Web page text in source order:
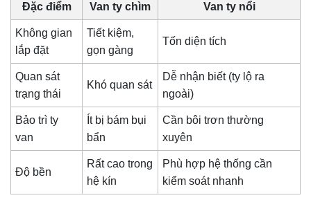
Đặc điểm Van ty chìm Van ty nổi
Không gian
lắp đặt
Tiết kiệm,
gọn gàng
Tốn diện tích
Quan sát
trạng thái
Khó quan sát
Dễ nhận biết (ty lộ ra
ngoài)
Bảo trì ty
van
Ít bị bám bụi
bẩn
Cần bôi trơn thường
xuyên
Độ bền
Rất cao trong
hệ kín
Phù hợp hệ thống cần
kiểm soát nhanh